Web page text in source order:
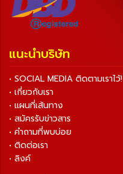
แนะนำบริษัท
• SOCIAL MEDIA ติดตามเราไว้!
• เกี่ยวกับเรา
• แผนที่เส้นทาง
• สมัครรับข่าวสาร
• คำถามที่พบบ่อย
• ติดต่อเรา
• ลิงค์